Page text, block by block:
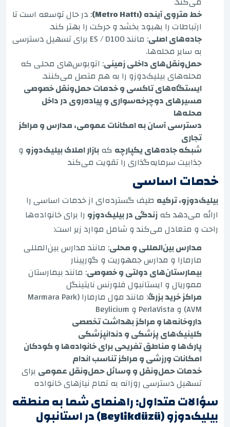
خط متروی آینده (Metro Hattı)
: در حال توسعه است تا
ارتباطات را بهبود بخشد و حرکت را بهتر کند.
جاده‌های اصلی
: مانند E5 / D100 برای تسهیل دسترسی
به سایر محله‌ها.
حمل‌ونقل‌های داخلی زمینی: اتوبوس‌های محلی که
محله‌های بیلیک‌دوزو را به هم متصل می‌کنند.
ایستگاه‌های تاکسی و خدمات حمل‌ونقل خصوصی
مسیرهای دوچرخه‌سواری و پیاده‌روی در داخل
محله‌ها
دسترسی آسان به امکانات عمومی، مدارس و مراکز
تجاری
شبکه جاده‌های یکپارچه کهبازار املاک بیلیک‌دوزو و
جذابیت سرمایه‌گذاری را تقویت می‌کند
خدمات اساسی
بیلیک‌دوزو، ترکیه طیف گسترده‌ای از خدمات اساسی را
ارائه می‌دهد کهزندگی در بیلیک‌دوزو را برای خانواده‌ها
راحت و متعادل می‌کند و شامل موارد زیر است:
مدارس بین‌المللی و محلی: مانند مدارس بین‌المللی
مارمارا و مدارس جمهوریت و گورپینار
بیمارستان‌های دولتی و خصوصی: مانند بیمارستان
مموریال و ایستانبول فلورنس نایتینگل
مراکز خرید بزرگ
: مانند مول مارمارا (Marmara Park
AVM) و PerlaVista و Beylicium
داروخانه‌ها و مراکز بهداشت تخصصی
کلینیک‌های پزشکی و دندانپزشکی
پارک‌ها و مناطق تفریحی برای خانواده‌ها و کودکان
امکانات ورزشی و مراکز تناسب اندام
خدمات حمل‌ونقل و وسائل حمل‌ونقل عمومی برای
تسهیل دسترسی روزانه به تمام نیازهای خانواده
سؤالات متداول: راهنمای شما به منطقه
بیلیک‌دوزو (Beylikdüzü) در استانبول